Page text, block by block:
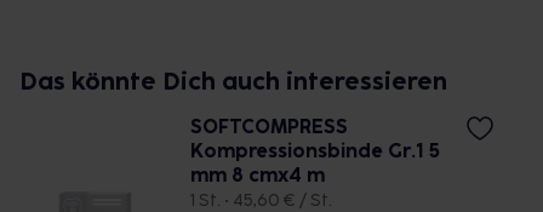
Das könnte Dich auch interessieren
SOFTCOMPRESS
Kompressionsbinde Gr.1 5
mm 8 cmx4 m
1 St. • 45,60 € / St.